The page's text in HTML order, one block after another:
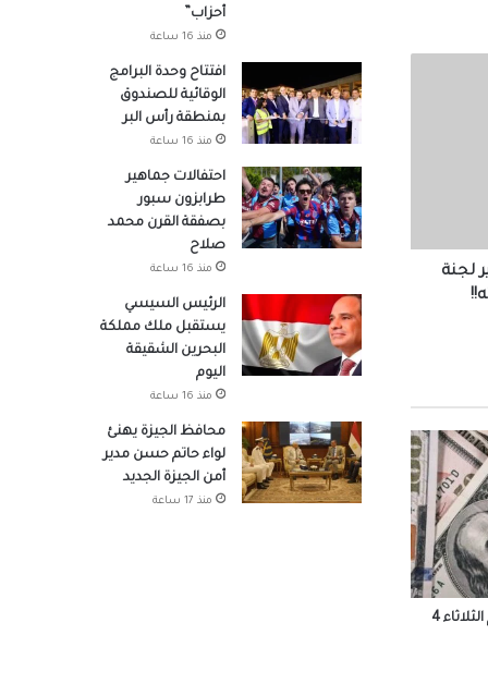
يستعد لطرح 15 ألف
محمد
الوزير لجنة
أسعار الدولار والعملات الأجنبية اليوم الثلاثاء 4
أحزاب”
منذ 16 ساعة
افتتاح وحدة البرامج
الوقائية للصندوق
بمنطقة رأس البر
منذ 16 ساعة
احتفالات جماهير
طرابزون سبور
بصفقة القرن محمد
صلاح
منذ 16 ساعة
الرئيس السيسي
يستقبل ملك مملكة
البحرين الشقيقة
اليوم
منذ 16 ساعة
محافظ الجيزة يهنئ
لواء حاتم حسن مدير
أمن الجيزة الجديد
منذ 17 ساعة